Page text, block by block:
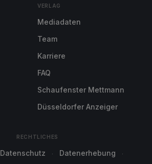
VERLAG
Mediadaten
Team
Karriere
FAQ
Schaufenster Mettmann
Düsseldorfer Anzeiger
RECHTLICHES
Datenschutz Datenerhebung